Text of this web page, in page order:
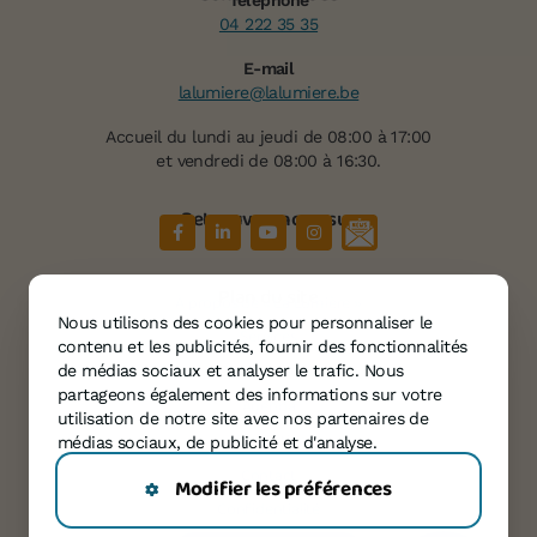
Nous utilisons des cookies pour personnaliser le
contenu et les publicités, fournir des fonctionnalités
de médias sociaux et analyser le trafic. Nous
partageons également des informations sur votre
utilisation de notre site avec nos partenaires de
médias sociaux, de publicité et d'analyse.
Modifier les préférences
04 222 35 35
E-mail
lalumiere@lalumiere.be
Accueil du lundi au jeudi de 08:00 à 17:00
et vendredi de 08:00 à 16:30.
Retrouvez-nous sur
Services
Témoignages
Agenda
Informations
Contact